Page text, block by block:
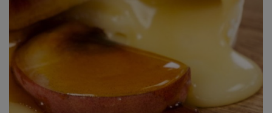
Consultație
Programează o Consultatie
gratuită
Trăiește fără Gluten
Indrumare